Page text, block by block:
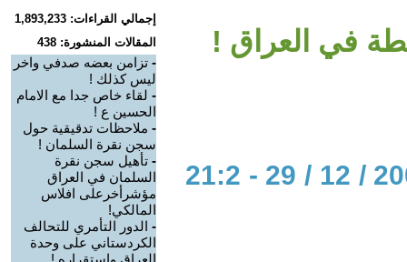
في العراق !
الحوار المتمدن-العدد: 2872 - 2009 / 12 / 29 - 21:2
إجمالي القراءات: 1,893,233
المقالات المنشورة: 438
- تزامن بعضه صدفي واخر
ليس كذلك !
- لقاء خاص جدا مع الامام
الحسين ع !
- ملاحظات تدقيقية حول
سجن نقرة السلمان !
- تأهيل سجن نقرة
السلمان في العراق
مؤشرأخرعلى افلاس
المالكي!
- الدور التأمري للتحالف
الكردستاني على وحدة
العراق واستقراره !